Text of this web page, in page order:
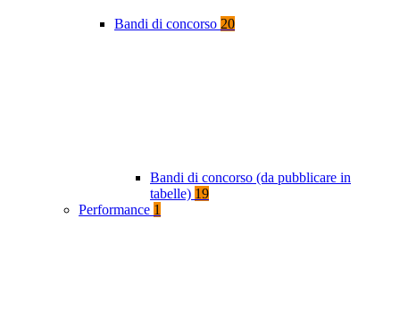
Bandi di concorso 20
Bandi di concorso (da pubblicare in
tabelle) 19
Performance 1